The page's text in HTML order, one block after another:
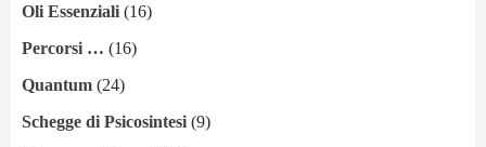
Oli Essenziali (16)
Percorsi … (16)
Quantum (24)
Schegge di Psicosintesi (9)